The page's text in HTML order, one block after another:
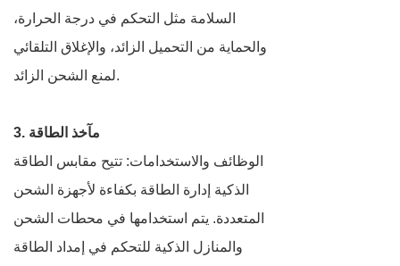
السلامة مثل التحكم في درجة الحرارة،
والحماية من التحميل الزائد، والإغلاق التلقائي
لمنع الشحن الزائد.
3. مآخذ الطاقة
الوظائف والاستخدامات: تتيح مقابس الطاقة
الذكية إدارة الطاقة بكفاءة لأجهزة الشحن
المتعددة. يتم استخدامها في محطات الشحن
والمنازل الذكية للتحكم في إمداد الطاقة